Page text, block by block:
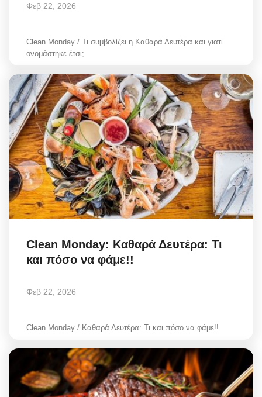
Φεβ 22, 2026
Clean Monday / Τι συμβολίζει η Καθαρά Δευτέρα και γιατί
ονομάστηκε έτσι;
Clean Monday: Καθαρά Δευτέρα: Τι
και πόσο να φάμε!!
Φεβ 22, 2026
Clean Monday / Καθαρά Δευτέρα: Τι και πόσο να φάμε!!